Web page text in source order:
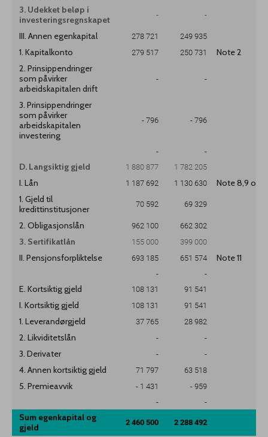
3. Udekket beløp i
investeringsregnskapet
-
-
III. Annen egenkapital
278 721
249 935
1. Kapitalkonto
279 517 250 731
Note 2
2. Prinsippendringer
som påvirker
arbeidskapitalen drift
- -
3. Prinsippendringer
som påvirker
arbeidskapitalen
investering
- 796 - 796
-
-
D. Langsiktig gjeld
1 880 877
1 782 205
I. Lån
1 187 692 1 130 630
Note 8,9 og
1. Gjeld til
kredittinstitusjoner
70 592
69 329
2. Obligasjonslån
962 100
662 302
3. Sertifikatlån
155 000
399 000
II. Pensjonsforpliktelse
693 185 651 574
Note 11
-
-
E. Kortsiktig gjeld
108 131
91 541
I. Kortsiktig gjeld
108 131
91 541
1. Leverandørgjeld
37 765
28 982
2. Likviditetslån
-
-
3. Derivater
-
-
4. Annen kortsiktig gjeld
71 797
63 518
5. Premieavvik
- 1 431
- 959
-
-
Sum egenkapital og
gjeld
2 460 500 2 288 492